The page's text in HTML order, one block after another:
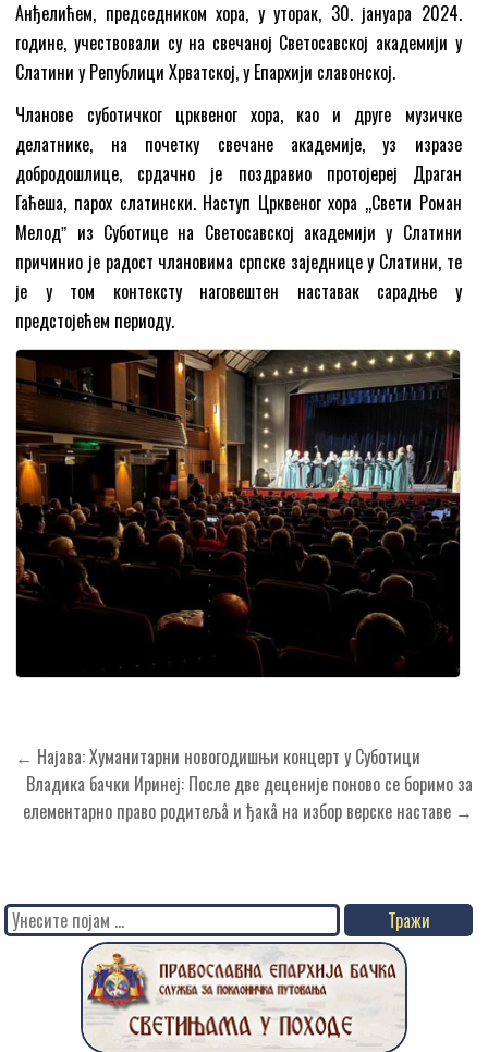
Анђелићем, председником хора, у уторак, 30. јануара 2024.
године, учествовали су на свечаној Светосавској академији у
Слатини у Републици Хрватској, у Епархији славонској.
Чланове суботичког црквеног хора, као и друге музичке
делатнике, на почетку свечане академије, уз изразе
добродошлице, срдачно је поздравио протојереј Драган
Гаћеша, парох слатински. Наступ Црквеног хора ,,Свети Роман
Мелодˮ из Суботице на Светосавској академији у Слатини
причинио је радост члановима српске заједнице у Слатини, те
је у том контексту наговештен наставак сарадње у
предстојећем периоду.
Кретање
чланка
← Најава: Хуманитарни новогодишњи концерт у Суботици
Владика бачки Иринеј: После две деценије поново се боримо за
елементарно право родитељâ и ђакâ на избор верске наставе →
Search
for: